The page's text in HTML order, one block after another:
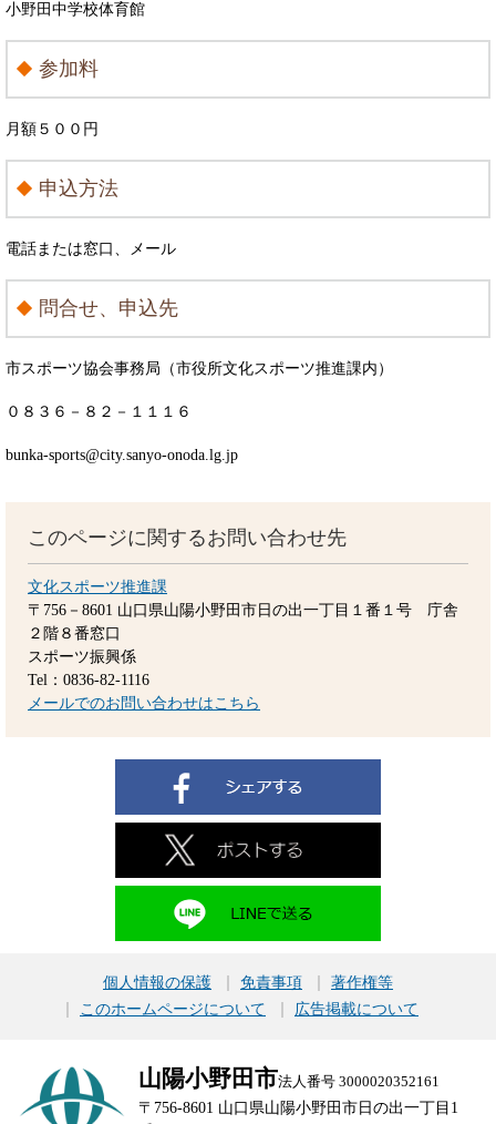
小野田中学校体育館
参加料
月額５００円
申込方法
電話または窓口、メール
問合せ、申込先
市スポーツ協会事務局（市役所文化スポーツ推進課内）​
０８３６－８２－１１１６
bunka-sports@city.sanyo-onoda.lg.jp
このページに関するお問い合わせ先
文化スポーツ推進課
〒756－8601 山口県山陽小野田市日の出一丁目１番１号 庁舎
２階８番窓口
スポーツ振興係
Tel：0836-82-1116
メールでのお問い合わせはこちら
個人情報の保護 免責事項
著作権等
このホームページについて
広告掲載について
山陽小野田市法人番号 3000020352161
〒756-8601 山口県山陽小野田市日の出一丁目1